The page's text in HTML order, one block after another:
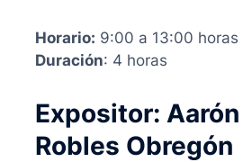
Horario: 9:00 a 13:00 horas
Duración: 4 horas
Expositor:
Robles Obregón